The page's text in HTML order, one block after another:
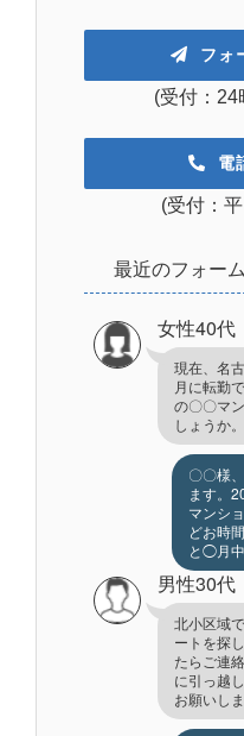
フォ
(受付：
電
(受付：
最近のフォー
女性40代
現在、名
月に転勤
の〇〇マ
しょうか。
〇〇様
ます。
マンシ
どお時
と◯月中
男性30代
北小区域
ートを探
たらご連
に引っ越
お願いしま